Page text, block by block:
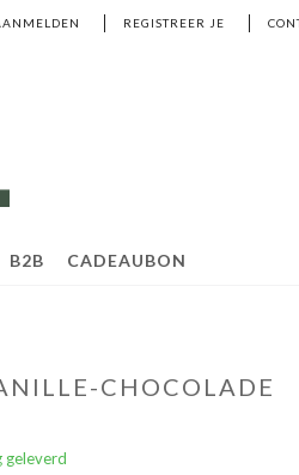
REGISTREER JE
B2B CADEAUBON
CHOCOLADE
geleverd